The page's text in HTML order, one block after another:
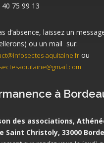
40 75 99 13
d’absence, laissez un
ou un mail sur:
aquitaine.frou
à
des associations,
Saint Christoly, 33000